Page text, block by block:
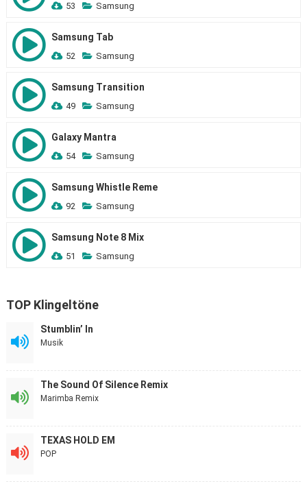
53 Samsung
Samsung Tab
52 Samsung
Samsung Transition
49 Samsung
Galaxy Mantra
54 Samsung
Samsung Whistle Reme
92 Samsung
Samsung Note 8 Mix
51 Samsung
TOP Klingeltöne
Stumblin’ In
Musik
The Sound Of Silence Remix
Marimba Remix
TEXAS HOLD EM
POP